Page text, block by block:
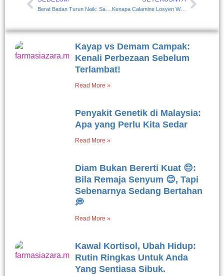
Prev Kenapa Calamine Losyen Wajib Ada di Setiap Rumah? Next
Kayap vs Demam Campak:
Kenali Perbezaan Sebelum
Terlambat!
Read More »
Penyakit Genetik di Malaysia:
Apa yang Perlu Kita Sedar
Read More »
Diam Bukan Bererti Kuat 😔:
Bila Remaja Senyum 😊, Tapi
Sebenarnya Sedang Bertahan
💭
Read More »
Kawal Kortisol, Ubah Hidup:
Rutin Ringkas Untuk Anda
Yang Sentiasa Sibuk.